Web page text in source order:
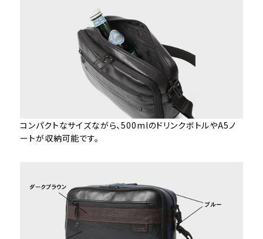
コンパクトなサイズながら、500mlのドリンクボトルやA5ノ
ートが収納可能です。